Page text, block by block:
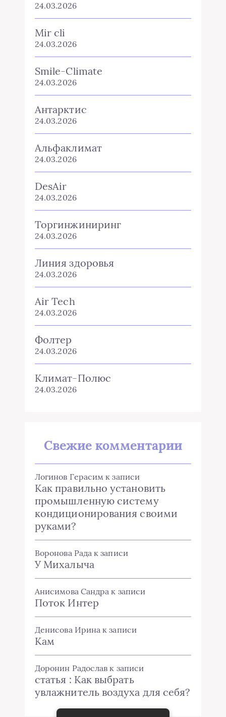
24.03.2026
Mir cli
24.03.2026
Smile-Climate
24.03.2026
Антарктис
24.03.2026
Альфаклимат
24.03.2026
DesAir
24.03.2026
Торгинжиниринг
24.03.2026
Линия здоровья
24.03.2026
Air Tech
24.03.2026
Фолтер
24.03.2026
Климат-Полюс
24.03.2026
Свежие комментарии
Логинов Герасим к записи
Как правильно установить
промышленную систему
кондиционирования своими
руками?
Воронова Рада к записи
У Михалыча
Анисимова Сандра к записи
Поток Интер
Денисова Ирина к записи
Кам
Доронин Радослав к записи
статья : Как выбрать
увлажнитель воздуха для себя?